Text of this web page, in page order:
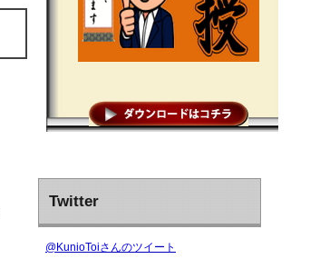
Twitter
@KunioToiさんのツイート